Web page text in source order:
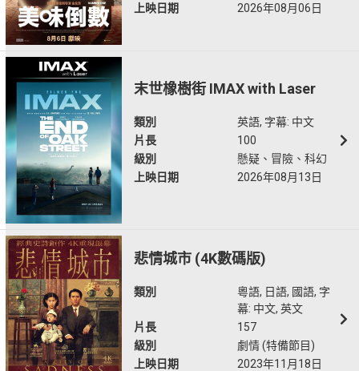
上映日期
2026年08月06日
末世橡樹街 IMAX with Laser
類別
英語, 字幕: 中文
片長
100
級別
懸疑、冒險、科幻
上映日期
2026年08月13日
悲情城市 (4K數碼版)
類別
粵語, 日語, 國語, 字
幕: 中文, 英文
片長
157
級別
劇情 (特備節目)
上映日期
2023年11月18日